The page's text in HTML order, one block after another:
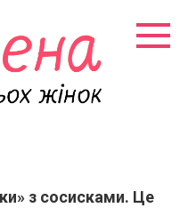
з сосисками. Це